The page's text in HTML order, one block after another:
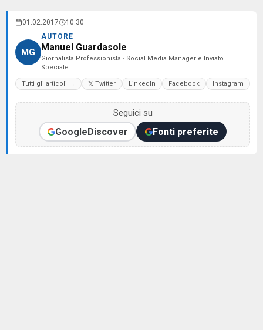
01.02.2017 10:30
MG
AUTORE
Manuel Guardasole
Giornalista Professionista · Social Media Manager e Inviato
Speciale
Tutti gli articoli → 𝕏 Twitter LinkedIn Facebook Instagram
Seguici su
GoogleDiscover Fonti preferite